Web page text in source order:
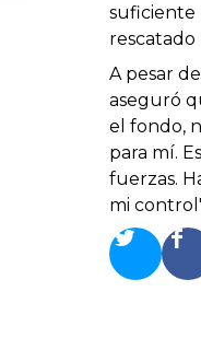
suficiente
rescatado
A pesar
aseguró
el fondo,
para mí.
fuerzas.
mi